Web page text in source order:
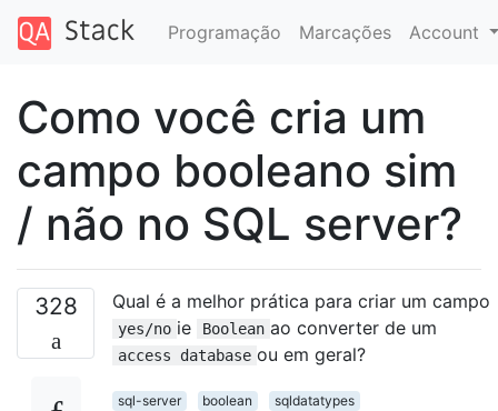
Programação Marcações Account
Como você cria um
campo booleano sim
/ não no SQL server?
328 Qual é a melhor prática para criar um campo
yes/no ie Boolean ao converter de um
access database ou em geral?
sql-server boolean
sqldatatypes